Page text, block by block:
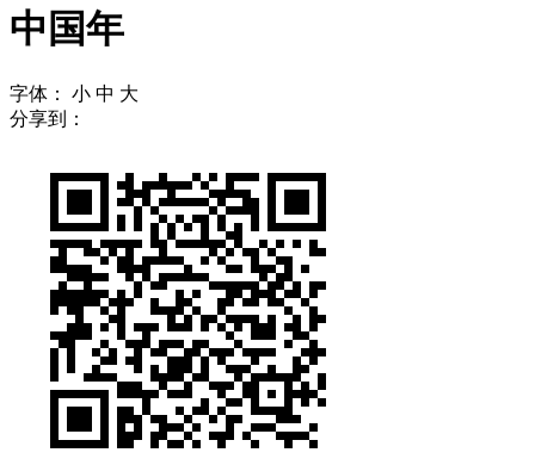
中国年
字体： 小 中 大
分享到：